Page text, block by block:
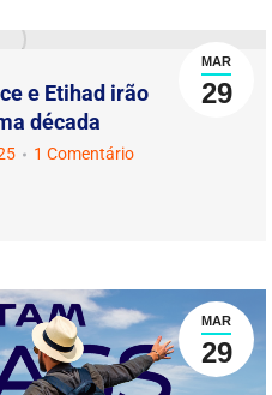
MAR
29
e Etihad irão
década
1 Comentário
MAR
29